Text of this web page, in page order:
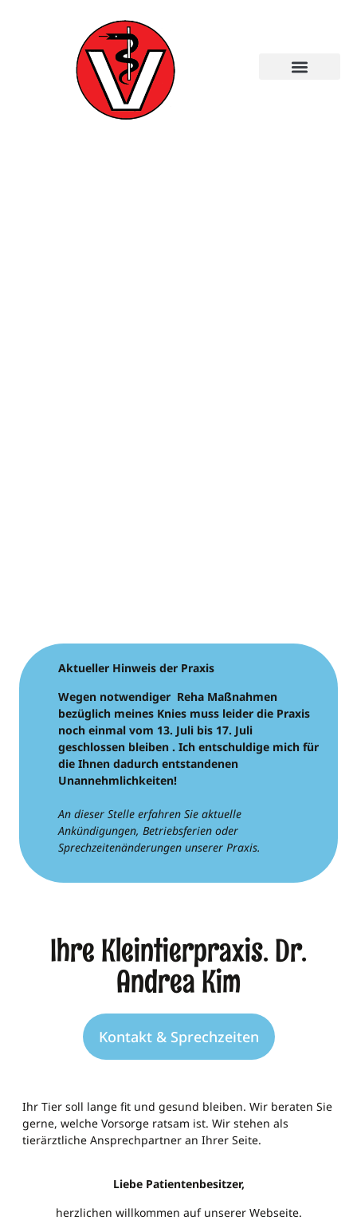
Aktueller Hinweis der Praxis
Wegen notwendiger Reha Maßnahmen
bezüglich meines Knies muss leider die Praxis
noch einmal vom 13. Juli bis 17. Juli
geschlossen bleiben . Ich entschuldige mich für
die Ihnen dadurch entstandenen
Unannehmlichkeiten!
An dieser Stelle erfahren Sie aktuelle
Ankündigungen, Betriebsferien oder
Sprechzeitenänderungen unserer Praxis.
Ihre Kleintierpraxis. Dr.
Andrea Kim
Kontakt & Sprechzeiten
Ihr Tier soll lange fit und gesund bleiben. Wir beraten Sie
gerne, welche Vorsorge ratsam ist. Wir stehen als
tierärztliche Ansprechpartner an Ihrer Seite.
Liebe Patientenbesitzer,
herzlichen willkommen auf unserer Webseite.